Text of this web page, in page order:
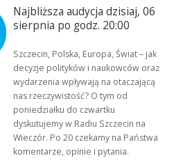
Najbliższa audycja dzisiaj, 06
sierpnia po godz. 20:00
Szczecin, Polska, Europa, Świat – jak
decyzje polityków i naukowców oraz
wydarzenia wpływają na otaczającą
nas rzeczywistość? O tym od
poniedziałku do czwartku
dyskutujemy w Radiu Szczecin na
Wieczór. Po 20 czekamy na Państwa
komentarze, opinie i pytania.